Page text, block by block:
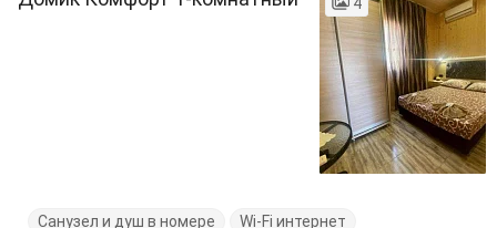
Санузел и душ в номере
Wi-Fi интернет